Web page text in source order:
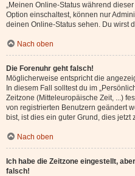
„Meinen Online-Status während
Option einschaltest, können nur
deinen Online-Status sehen. Du wirst
Nach oben
Die Forenuhr geht falsch!
Möglicherweise entspricht die
In diesem Fall solltest du im
Zeitzone (Mitteleuropäische Zeit, ...)
von registrierten Benutzern geändert
bist, ist dies ein guter Grund, dies jetzt
Nach oben
Ich habe die Zeitzone eingestellt,
falsch!